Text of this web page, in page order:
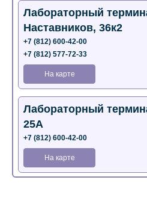
Лабораторный
Наставников, 36к2
+7 (812) 600-42-00
+7 (812) 577-72-33
На карте
Лабораторный
25А
+7 (812) 600-42-00
На карте